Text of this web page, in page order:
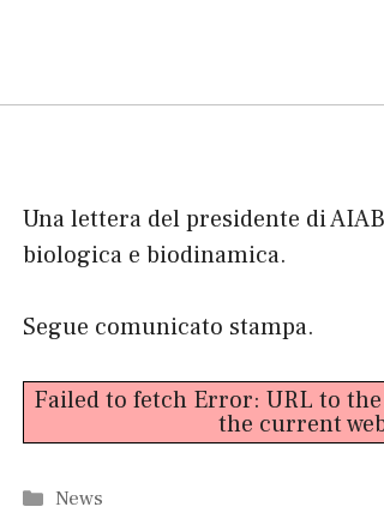
Una lettera del presidente di
biologica e biodinamica.
Segue comunicato stampa.
Failed to fetch Error: URL to
the current
Categorie
News